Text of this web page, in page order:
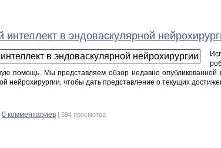
интеллект в эндоваскулярной
помощь. Мы представляем обзор недавно опубликованной
нейрохирургии, чтобы дать представление о текущих
0 комментариев | 594 просмотра